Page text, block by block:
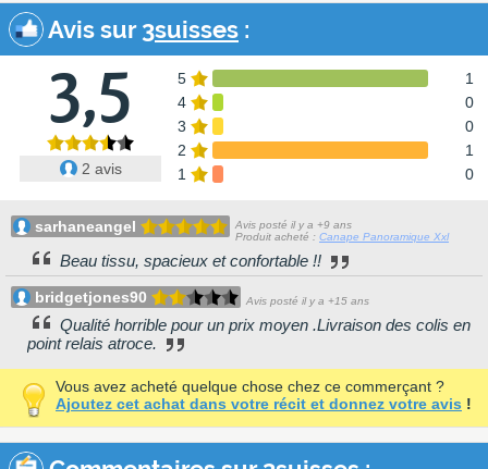
Avis sur3suisses :
3,5
2 avis
5
1
4
0
3
0
2
1
1
0
sarhaneangel
Avis posté il y a +9 ans
Produit acheté : Canape Panoramique Xxl
Beau tissu, spacieux et confortable !!
bridgetjones90 Avis posté il y a +15 ans
Qualité horrible pour un prix moyen .Livraison des colis en
point relais atroce.
Vous avez acheté quelque chose chez ce commerçant ?
Ajoutez cet achat dans votre récit et donnez votre avis !